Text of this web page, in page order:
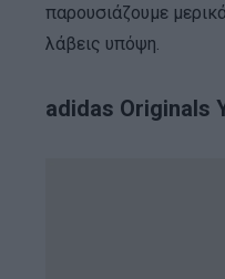
παρουσιάζουμε
λάβεις υπόψη.
adidas Originals